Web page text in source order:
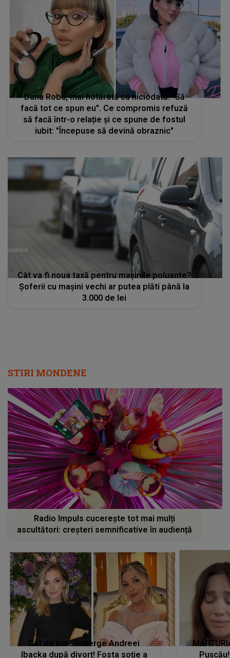
Dana Roba, mai hotărâtă ca niciodată: "Să
facă tot ce spun eu". Ce compromis refuză
să facă într-o relație și ce spune de fostul
iubit: "Începuse să devină obraznic"
Cât va fi noua taxă pentru mașinile poluante?
Șoferii cu mașini vechi ar putea plăti până la
3.000 de lei
STIRI MONDENE
Radio Impuls cucerește tot mai mulți
ascultători: creșteri semnificative în audiență
Cât de bine îi merge Andreei
Ibacka după divorț! Fosta soție a